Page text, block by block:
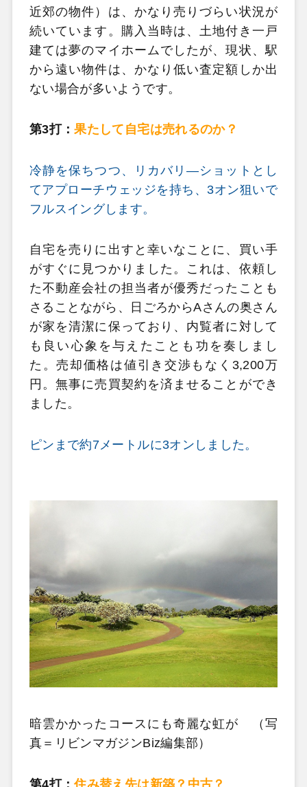
近郊の物件）は、かなり売りづらい状況が
続いています。購入当時は、土地付き一戸
建ては夢のマイホームでしたが、現状、駅
から遠い物件は、かなり低い査定額しか出
ない場合が多いようです。
第3打：果たして自宅は売れるのか？
冷静を保ちつつ、リカバリ―ショットとし
てアプローチウェッジを持ち、3オン狙いで
フルスイングします。
自宅を売りに出すと幸いなことに、買い手
がすぐに見つかりました。これは、依頼し
た不動産会社の担当者が優秀だったことも
さることながら、日ごろからAさんの奥さん
が家を清潔に保っており、内覧者に対して
も良い心象を与えたことも功を奏しまし
た。売却価格は値引き交渉もなく3,200万
円。無事に売買契約を済ませることができ
ました。
ピンまで約7メートルに3オンしました。
暗雲かかったコースにも奇麗な虹が （写
真＝リビンマガジンBiz編集部）
第4打：住み替え先は新築？中古？